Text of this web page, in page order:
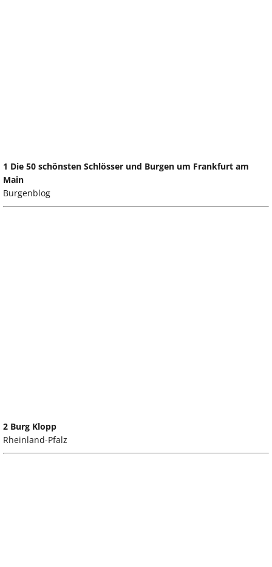
1 Die 50 schönsten Schlösser und Burgen um Frankfurt am
Main
Burgenblog
2 Burg Klopp
Rheinland-Pfalz